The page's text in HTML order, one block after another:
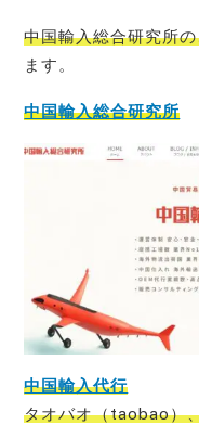
中国輸入総合研究所
ます。
中国輸入総合研究所
中国輸入代行
タオバオ（taobao）